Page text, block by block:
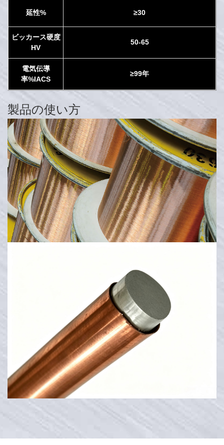
延性% ≥30
ビッカース硬度
HV
50-65
電気伝導
率%IACS
≥99年
製品の使い方